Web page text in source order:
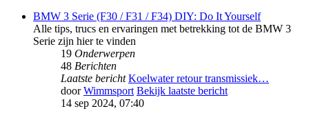
BMW 3 Serie (F30 / F31 / F34) DIY: Do It Yourself
Alle tips, trucs en ervaringen met betrekking tot de BMW 3
Serie zijn hier te vinden
19 Onderwerpen
48 Berichten
Laatste bericht Koelwater retour transmissiek…
doorWimmsport Bekijk laatste bericht
14 sep 2024, 07:40